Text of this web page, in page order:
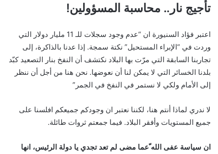
تأجيج نار.. محاسبة المسؤولين!
اعتبر فؤاد السنيورة ان “عدم وجود سجلات للـ 11 مليار دولار التي
وردت في “الإبراء المستحيل” نكتة سمجة. إذا عدنا بالذاكرة، إلى
تجاربنا السابقة التي مرّت بها البلاد نكتشف أن النفخ بنار التصعيد كبّد
بلدنا الخسائر التي لا يمكن لنا أن نعوضها. نحن هنا من أجل أن ننظر
إلى الأمام ولكي لا نستمر في النفخ في الجمر”
لا ندري لماذا أنتم هنا، لكننا نعتبر ان وجودكم جميعكم افلسنا على
جميع المستويات وأفقر البلاد. فيما جمعتم ثروات طائلة.
ان سياسة عفى الله ّعما مضى لم تعد تجدي يا دولة الرئيس، انها